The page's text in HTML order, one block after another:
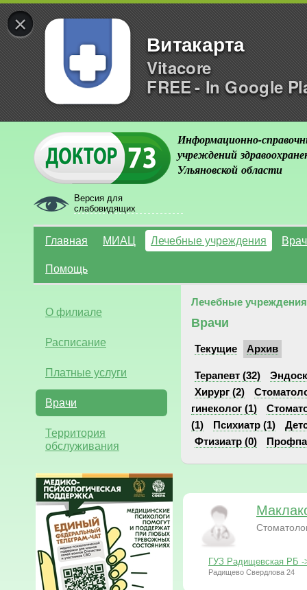
×
Витакарта
Vitacore
FREE - In Google
Версия для
слабовидящих
Информационно-
учреждений
Ульяновской области
Главная МИАЦ Лечебные учреждения
Помощь
О филиале
Расписание
Платные услуги
Врачи
Территория
обслуживания
Лечебные учреждения
Врачи
Текущие Архив
Терапевт (32)
Хирург (2)
гинеколог (1)
(1)
Психиатр (1)
Фтизиатр (0)
ГУЗ Радищевская РБ -
Радищево Свердлова 24